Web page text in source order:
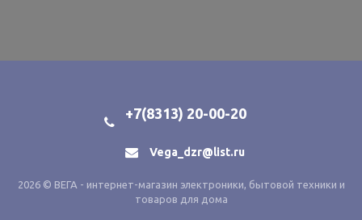
+7(8313) 20-00-20
Vega_dzr@list.ru
2026 © ВЕГА - интернет-магазин электроники, бытовой техники и
товаров для дома